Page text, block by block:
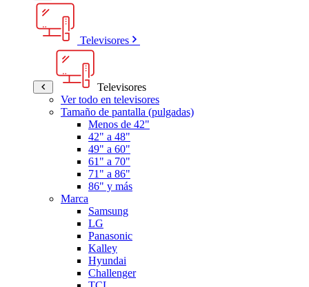
Televisores
Televisores
Ver todo en televisores
Tamaño de pantalla (pulgadas)
Menos de 42"
42" a 48"
49" a 60"
61" a 70"
71" a 86"
86" y más
Marca
Samsung
LG
Panasonic
Kalley
Hyundai
Challenger